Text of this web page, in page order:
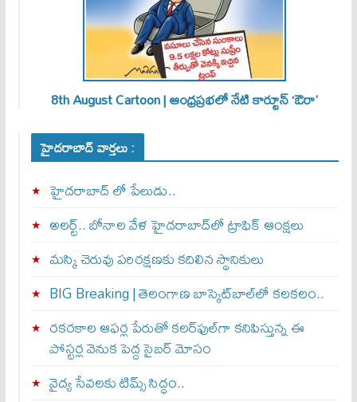
8th August Cartoon | ఆంధ్రప్రభలో నేటి కార్టూన్ ‘ఔరా’
హైదరాబాద్ వార్తలు :
హైదరాబాద్ లో పేలుడు..
అలర్ట్‌.. బోనాల వేళ హైదరాబాద్‌లో ట్రాఫిక్‌ ఆంక్షలు
మస్కి చెరువు పరిరక్షణకు కదిలిన స్థానికులు
BIG Breaking | తెలంగాణ బాస్కెట్‌బాల్‌లో కలకలం..
రకరకాల ఆఫర్ల పేరుతో కలర్‌ఫుల్‌గా కనిపిస్తున్న ఈ
పోస్టర్ల వెనుక పెద్ద సైబర్ మోసం
వైద్య సేవలకు టిమ్స్‌ సిద్ధం..